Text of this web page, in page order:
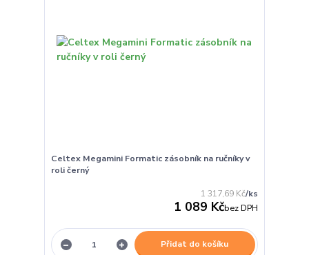
Celtex Megamini Formatic zásobník na ručníky v
roli černý
1 317,69 Kč/ks
1 089 Kčbez DPH
Přidat do košíku